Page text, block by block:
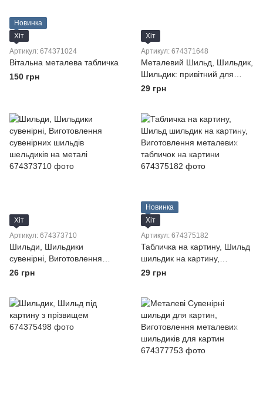
Новинка
Хіт
Артикул: 674371024
Вітальна металева табличка
150 грн
Хіт
Артикул: 674371648
Металевий Шильд, Шильдик,
Шильдик: привітний для
подарунка сувеніра на
29 грн
Хіт
Артикул: 674373710
Шильди, Шильдики
сувенірні, Виготовлення
сувенірних шильдів
26 грн
Новинка
Хіт
Артикул: 674375182
Табличка на картину, Шильд
шильдик на картину,
Виготовлення металевих
29 грн